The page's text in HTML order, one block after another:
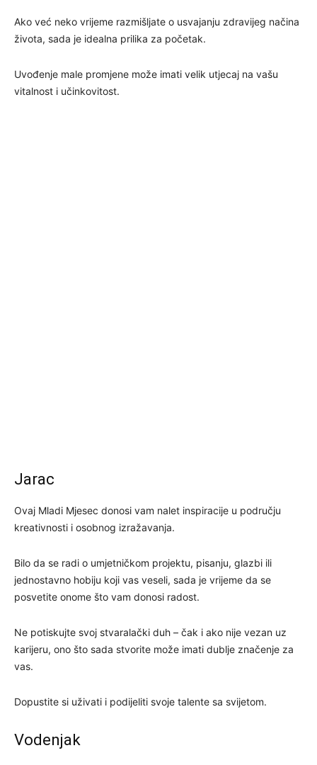
Ako već neko vrijeme razmišljate o usvajanju zdravijeg načina
života, sada je idealna prilika za početak.
Uvođenje male promjene može imati velik utjecaj na vašu
vitalnost i učinkovitost.
Jarac
Ovaj Mladi Mjesec donosi vam nalet inspiracije u području
kreativnosti i osobnog izražavanja.
Bilo da se radi o umjetničkom projektu, pisanju, glazbi ili
jednostavno hobiju koji vas veseli, sada je vrijeme da se
posvetite onome što vam donosi radost.
Ne potiskujte svoj stvaralački duh – čak i ako nije vezan uz
karijeru, ono što sada stvorite može imati dublje značenje za
vas.
Dopustite si uživati i podijeliti svoje talente sa svijetom.
Vodenjak